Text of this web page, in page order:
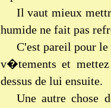
Il vaut mieux
humide ne fait pas
C'est pareil pour
v�tements et
dessus de lui ensuite.
Une autre chose